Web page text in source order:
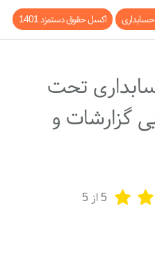
حسابداری اکسل حقوق دستمزد 1401
تحت
گزارشات و
5 از 5